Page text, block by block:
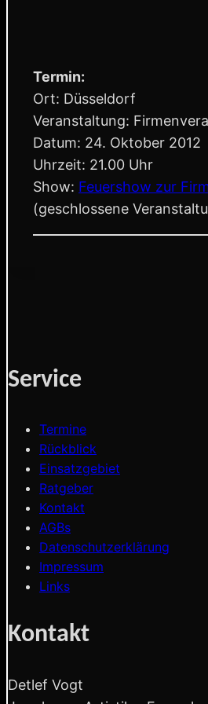
Termin:
Ort: Düsseldorf
Veranstaltung:
Datum: 24. Oktober 2012
Uhrzeit: 21.00 Uhr
Show: Feuershow zur
(geschlossene
Service
Termine
Rückblick
Einsatzgebiet
Ratgeber
Kontakt
AGBs
Datenschutzerklärung
Impressum
Links
Kontakt
Detlef Vogt